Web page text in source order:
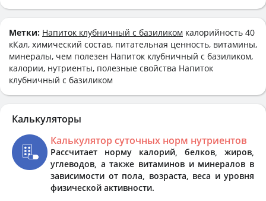
Метки: Напиток клубничный с базиликом калорийность 40
кКал, химический состав, питательная ценность, витамины,
минералы, чем полезен Напиток клубничный с базиликом,
калории, нутриенты, полезные свойства Напиток
клубничный с базиликом
Калькуляторы
Калькулятор суточных норм нутриентов
Рассчитает норму калорий, белков, жиров,
углеводов, а также витаминов и минералов в
зависимости от пола, возраста, веса и уровня
физической активности.